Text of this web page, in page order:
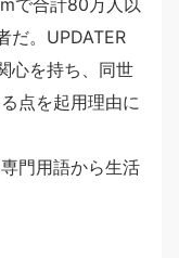
だ。UPDATER
心を持ち、同世
点を起用理由に
門用語から生活